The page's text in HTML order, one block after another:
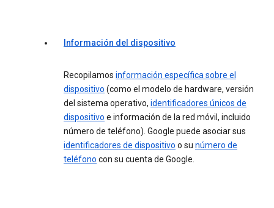
Información del dispositivo
Recopilamos información específica sobre el
dispositivo (como el modelo de hardware, versión
del sistema operativo, identificadores únicos de
dispositivo e información de la red móvil, incluido
número de teléfono). Google puede asociar sus
identificadores de dispositivo o su número de
teléfono con su cuenta de Google.